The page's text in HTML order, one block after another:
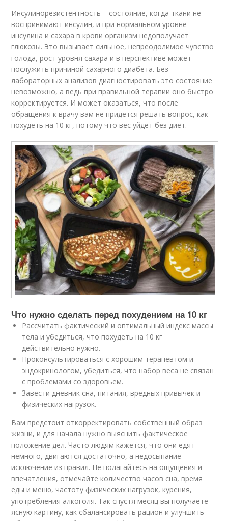
Инсулинорезистентность – состояние, когда ткани не
воспринимают инсулин, и при нормальном уровне
инсулина и сахара в крови организм недополучает
глюкозы. Это вызывает сильное, непреодолимое чувство
голода, рост уровня сахара и в перспективе может
послужить причиной сахарного диабета. Без
лабораторных анализов диагностировать это состояние
невозможно, а ведь при правильной терапии оно быстро
корректируется. И может оказаться, что после
обращения к врачу вам не придется решать вопрос, как
похудеть на 10 кг, потому что вес уйдет без диет.
Что нужно сделать перед похудением на 10 кг
Рассчитать фактический и оптимальный индекс массы
тела и убедиться, что похудеть на 10 кг
действительно нужно.
Проконсультироваться с хорошим терапевтом и
эндокринологом, убедиться, что набор веса не связан
с проблемами со здоровьем.
Завести дневник сна, питания, вредных привычек и
физических нагрузок.
Вам предстоит откорректировать собственный образ
жизни, и для начала нужно выяснить фактическое
положение дел. Часто людям кажется, что они едят
немного, двигаются достаточно, а недосыпание –
исключение из правил. Не полагайтесь на ощущения и
впечатления, отмечайте количество часов сна, время
еды и меню, частоту физических нагрузок, курения,
употребления алкоголя. Так спустя месяц вы получаете
ясную картину, как сбалансировать рацион и улучшить